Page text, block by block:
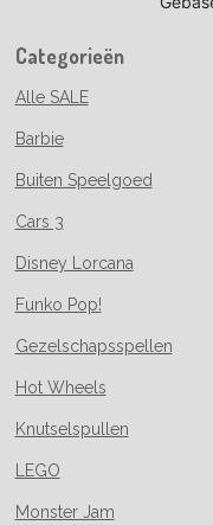
Categorieën
Alle SALE
Barbie
Buiten Speelgoed
Cars 3
Disney Lorcana
Funko Pop!
Gezelschapsspellen
Hot Wheels
Knutselspullen
LEGO
Monster Jam